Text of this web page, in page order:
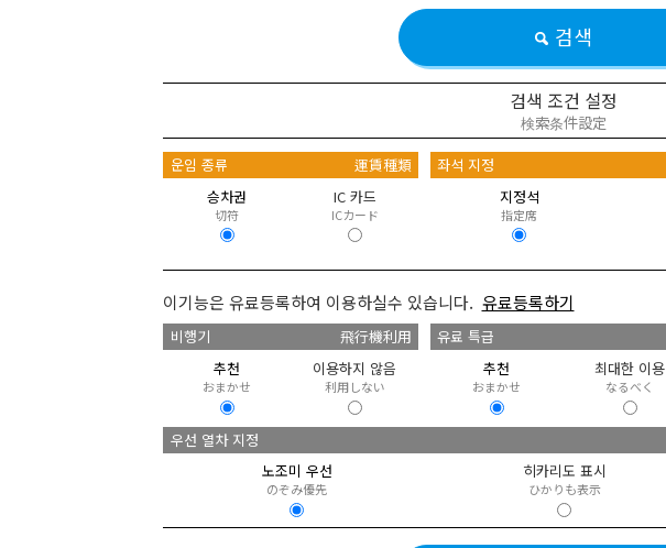
검색
검색 조건 설정
検索条件設定
운임 종류
運賃種類
승차권
切符
IC 카드
ICカード
좌석 지정
지정석
指定席
이기능은 유료등록하여 이용하실수 있습니다. 유료등록하기
비행기
飛行機利用
추천
おまかせ
이용하지 않음
利用しない
유료 특급
추천
おまかせ
최대한 이용
なるべく
우선 열차 지정
노조미 우선
のぞみ優先
히카리도 표시
ひかりも表示